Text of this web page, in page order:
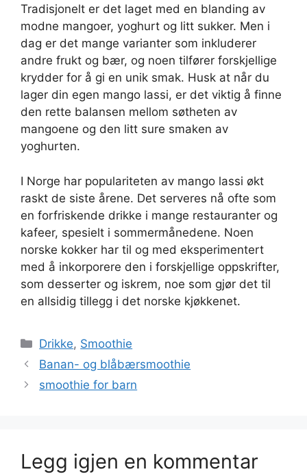
Tradisjonelt er det laget med en blanding av
modne mangoer, yoghurt og litt sukker. Men i
dag er det mange varianter som inkluderer
andre frukt og bær, og noen tilfører forskjellige
krydder for å gi en unik smak. Husk at når du
lager din egen mango lassi, er det viktig å finne
den rette balansen mellom søtheten av
mangoene og den litt sure smaken av
yoghurten.
I Norge har populariteten av mango lassi økt
raskt de siste årene. Det serveres nå ofte som
en forfriskende drikke i mange restauranter og
kafeer, spesielt i sommermånedene. Noen
norske kokker har til og med eksperimentert
med å inkorporere den i forskjellige oppskrifter,
som desserter og iskrem, noe som gjør det til
en allsidig tillegg i det norske kjøkkenet.
Kategorier
Drikke, Smoothie
Banan- og blåbærsmoothie
smoothie for barn
Legg igjen en kommentar